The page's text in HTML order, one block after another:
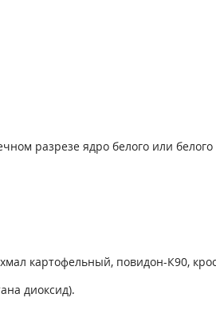
разрезе ядро белого или
картофельный, повидон-К90,
диоксид).